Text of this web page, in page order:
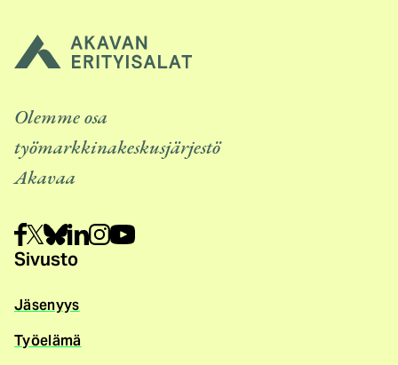
Olemme osa
työmarkkinakeskusjärjestö
Akavaa
Sivusto
Jäsenyys
Työelämä